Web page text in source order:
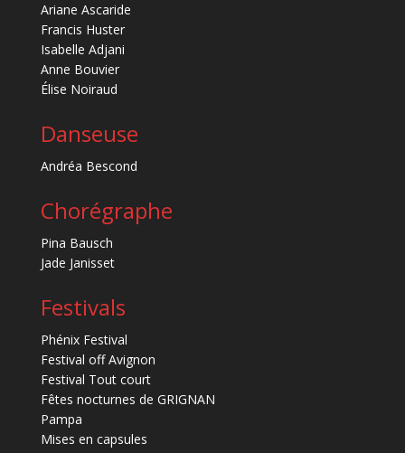
Ariane Ascaride
Francis Huster
Isabelle Adjani
Anne Bouvier
Élise Noiraud
Danseuse
Andréa Bescond
Chorégraphe
Pina Bausch
Jade Janisset
Festivals
Phénix Festival
Festival off Avignon
Festival Tout court
Fêtes nocturnes de GRIGNAN
Pampa
Mises en capsules